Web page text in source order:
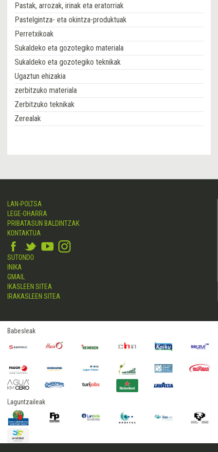
Pastak, arrozak, irinak eta eratorriak
Pastelgintza- eta okintza-produktuak
Perretxikoak
Sukaldeko eta gozotegiko materiala
Sukaldeko eta gozotegiko teknikak
Ugaztun ehizakia
zerbitzuko materiala
Zerbitzuko teknikak
Zerealak
LAN-POLTSA
LEGE-OHARRA
PRIBATASUN BALDINTZAK
KONTAKTUA
SUTONDO
INIKA
GMAIL
IKASLEEN SITEA
IRAKASLEEN SITEA
Babesleak
Laguntzaileak